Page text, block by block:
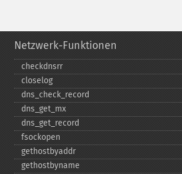
Netzwerk-Funktionen
checkdnsrr
closelog
dns_​check_​record
dns_​get_​mx
dns_​get_​record
fsockopen
gethostbyaddr
gethostbyname